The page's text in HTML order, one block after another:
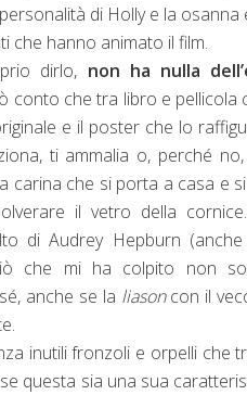
di Holly e la osanna
che hanno animato il film.
dirlo, non ha nulla
conto che tra libro e pellicola
e il poster che lo
ti ammalia o, perché
carina che si porta a casa e
il vetro della
di Audrey Hepburn
che mi ha colpito non
anche se la liasoncon il
inutili fronzoli e orpelli che
questa sia una sua